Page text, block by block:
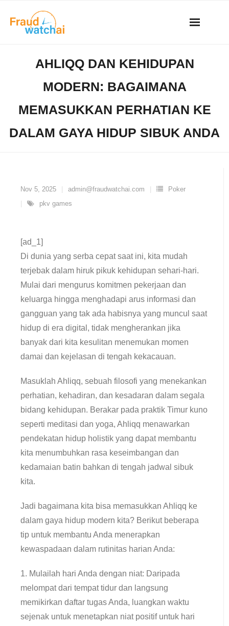
AHLIQQ DAN KEHIDUPAN
MODERN: BAGAIMANA
MEMASUKKAN PERHATIAN KE
DALAM GAYA HIDUP SIBUK ANDA
Nov 5, 2025 admin@fraudwatchai.com
Poker
pkv games
[ad_1]
Di dunia yang serba cepat saat ini, kita mudah
terjebak dalam hiruk pikuk kehidupan sehari-hari.
Mulai dari mengurus komitmen pekerjaan dan
keluarga hingga menghadapi arus informasi dan
gangguan yang tak ada habisnya yang muncul saat
hidup di era digital, tidak mengherankan jika
banyak dari kita kesulitan menemukan momen
damai dan kejelasan di tengah kekacauan.
Masuklah Ahliqq, sebuah filosofi yang menekankan
perhatian, kehadiran, dan kesadaran dalam segala
bidang kehidupan. Berakar pada praktik Timur kuno
seperti meditasi dan yoga, Ahliqq menawarkan
pendekatan hidup holistik yang dapat membantu
kita menumbuhkan rasa keseimbangan dan
kedamaian batin bahkan di tengah jadwal sibuk
kita.
Jadi bagaimana kita bisa memasukkan Ahliqq ke
dalam gaya hidup modern kita? Berikut beberapa
tip untuk membantu Anda menerapkan
kewaspadaan dalam rutinitas harian Anda:
1. Mulailah hari Anda dengan niat: Daripada
melompat dari tempat tidur dan langsung
memikirkan daftar tugas Anda, luangkan waktu
sejenak untuk menetapkan niat positif untuk hari